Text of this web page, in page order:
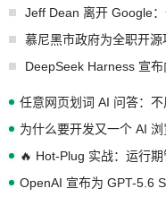
Jeff Dean 离开 Google
慕尼黑市政府为全职开
任意网页划词 AI 问答：
为什么要开发又一个 AI
🔥 Hot-Plug 实战：运行
OpenAI 宣布为 GPT-5.6